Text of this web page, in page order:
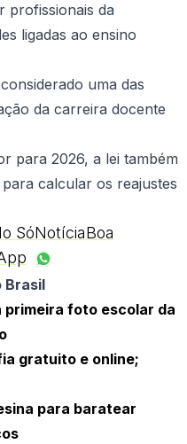
profissionais da
ligadas ao ensino
uma das
da carreira docente
para 2026, a lei também
calcular os reajustes
SóNotíciaBoa
Brasil
primeira foto escolar da
gratuito e online;
para baratear